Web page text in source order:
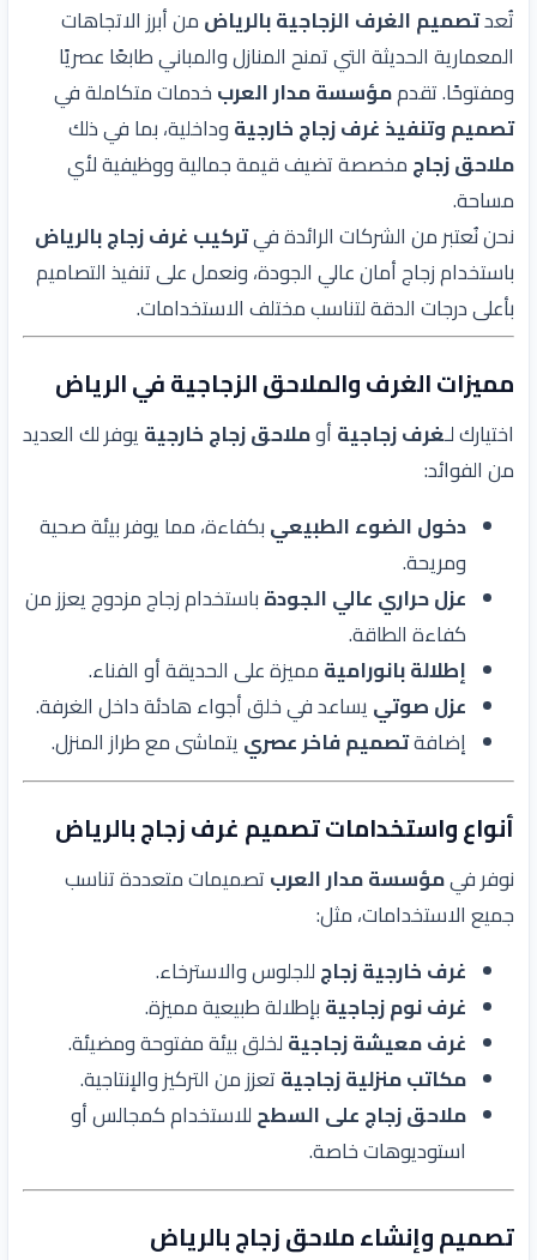
تُعدتصميم الغرف الزجاجية بالرياضمن أبرز الاتجاهات
المعمارية الحديثة التي تمنح المنازل والمباني طابعًا عصريًا
ومفتوحًا. تقدممؤسسة مدار العربخدمات متكاملة في
تصميم وتنفيذ غرف زجاج خارجيةوداخلية، بما في ذلك
ملاحق زجاجمخصصة تضيف قيمة جمالية ووظيفية لأي
مساحة.
نحن نُعتبر من الشركات الرائدة فيتركيب غرف زجاج بالرياض
باستخدام زجاج أمان عالي الجودة، ونعمل على تنفيذ التصاميم
بأعلى درجات الدقة لتناسب مختلف الاستخدامات.
مميزات الغرف والملاحق الزجاجية في الرياض
اختيارك لـغرف زجاجيةأوملاحق زجاج خارجيةيوفر لك العديد
من الفوائد:
دخول الضوء الطبيعيبكفاءة، مما يوفر بيئة صحية
ومريحة.
عزل حراري عالي الجودةباستخدام زجاج مزدوج يعزز من
كفاءة الطاقة.
إطلالة بانوراميةمميزة على الحديقة أو الفناء.
عزل صوتييساعد في خلق أجواء هادئة داخل الغرفة.
إضافةتصميم فاخر عصرييتماشى مع طراز المنزل.
أنواع واستخدامات تصميم غرف زجاج بالرياض
نوفر فيمؤسسة مدار العربتصميمات متعددة تناسب
جميع الاستخدامات، مثل:
غرف خارجية زجاجللجلوس والاسترخاء.
غرف نوم زجاجيةبإطلالة طبيعية مميزة.
غرف معيشة زجاجيةلخلق بيئة مفتوحة ومضيئة.
مكاتب منزلية زجاجيةتعزز من التركيز والإنتاجية.
ملاحق زجاج على السطحللاستخدام كمجالس أو
استوديوهات خاصة.
تصميم وإنشاء ملاحق زجاج بالرياض